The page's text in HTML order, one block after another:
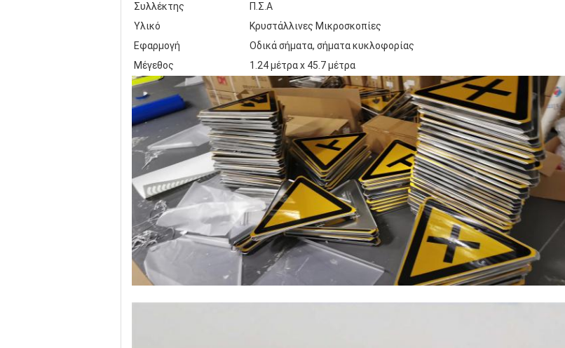
Συλλέκτης
Π.Σ.Α
Υλικό
Κρυστάλλινες Μικροσκοπίες
Εφαρμογή
Οδικά σήματα, σήματα κυκλοφορίας
Μέγεθος
1.24 μέτρα x 45.7 μέτρα